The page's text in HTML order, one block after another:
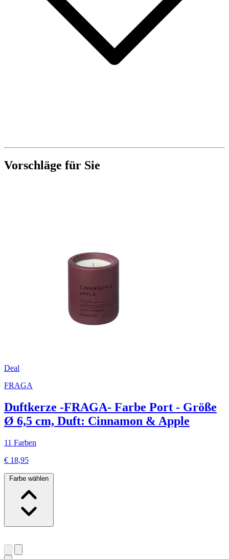
Vorschläge für Sie
Deal
FRAGA
Duftkerze -FRAGA- Farbe Port - Größe
Ø 6,5 cm, Duft: Cinnamon & Apple
11 Farben
€ 18,95
Farbe wählen